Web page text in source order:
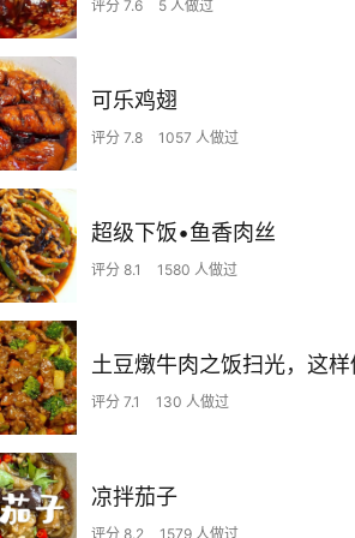
评分 7.6 5 人做过
可乐鸡翅
评分 7.8 1057 人做过
超级下饭•鱼香肉丝
评分 8.1 1580 人做过
评分 7.1 130 人做过
凉拌茄子
评分 8.2 1579 人做过